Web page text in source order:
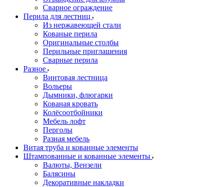
Сварное ограждение
Перила для лестниц
Из нержавеющей стали
Кованые перила
Оригинальные столбы
Перильные приглашения
Сварные перила
Разное
Винтовая лестница
Вольеры
Дымники, флюгарки
Кованая кровать
Колёсоотбойники
Мебель лофт
Перголы
Разная мебель
Витая труба и кованные элементы
Штампованные и кованные элементы
Валюты, Вензели
Балясины
Декоративные накладки